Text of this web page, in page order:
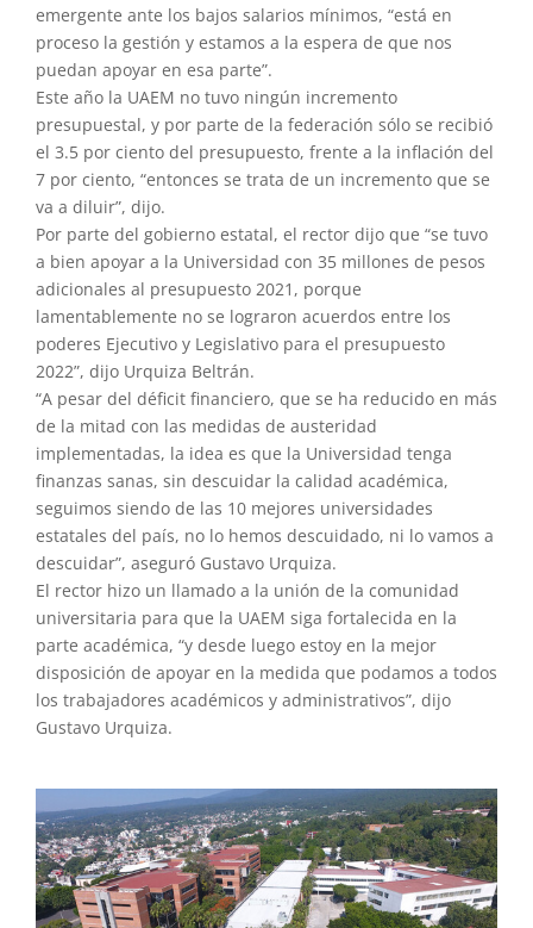
emergente ante los bajos salarios mínimos, “está en
proceso la gestión y estamos a la espera de que nos
puedan apoyar en esa parte”.
Este año la UAEM no tuvo ningún incremento
presupuestal, y por parte de la federación sólo se recibió
el 3.5 por ciento del presupuesto, frente a la inflación del
7 por ciento, “entonces se trata de un incremento que se
va a diluir”, dijo.
Por parte del gobierno estatal, el rector dijo que “se tuvo
a bien apoyar a la Universidad con 35 millones de pesos
adicionales al presupuesto 2021, porque
lamentablemente no se lograron acuerdos entre los
poderes Ejecutivo y Legislativo para el presupuesto
2022”, dijo Urquiza Beltrán.
“A pesar del déficit financiero, que se ha reducido en más
de la mitad con las medidas de austeridad
implementadas, la idea es que la Universidad tenga
finanzas sanas, sin descuidar la calidad académica,
seguimos siendo de las 10 mejores universidades
estatales del país, no lo hemos descuidado, ni lo vamos a
descuidar”, aseguró Gustavo Urquiza.
El rector hizo un llamado a la unión de la comunidad
universitaria para que la UAEM siga fortalecida en la
parte académica, “y desde luego estoy en la mejor
disposición de apoyar en la medida que podamos a todos
los trabajadores académicos y administrativos”, dijo
Gustavo Urquiza.